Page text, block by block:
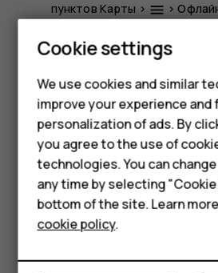
Smartphones
Feature
Phones for kids
Accessories
HMD Terra M
For business
Tablets
пунктов Карты > menu >
обновлять скачанные карты
Удаление карты
Коснитесь пунктовКарты>
выберите имя карты.
Коснитесь
клавиши удаления
Cookie settings
We use cookies and similar
improve your experience and
personalization of ads. By
you agree to the use of
technologies. You can
any time by selecting
bottom of the site. Learn
cookie policy.